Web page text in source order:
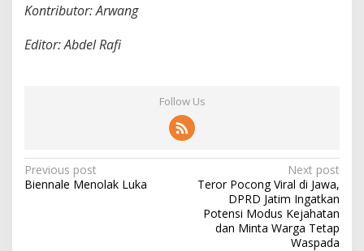
Kontributor: Arwang
Editor: Abdel Rafi
Follow Us
P
o
Previous post
Biennale Menolak Luka
Next post
Teror Pocong Viral di Jawa,
DPRD Jatim Ingatkan
Potensi Modus Kejahatan
dan Minta Warga Tetap
Waspada